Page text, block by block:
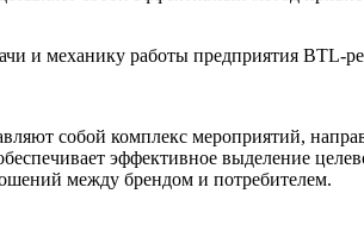
и механику работы предприятия BTL-
собой комплекс мероприятий,
эффективное выделение
между брендом и потребителем.